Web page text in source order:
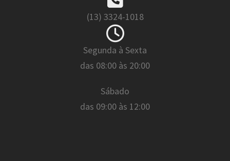
(13) 3324-1018
Segunda à Sexta
das 08:00 às 20:00
Sábado
das 09:00 às 12:00